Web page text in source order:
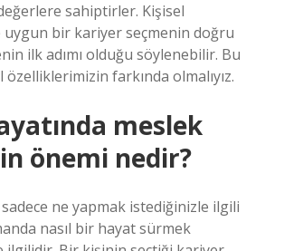
sahiptirler. Kişisel
bir kariyer seçmenin doğru
ilk adımı olduğu söylenebilir. Bu
farkında olmalıyız.
meslek
önemi nedir?
ne yapmak istediğinizle ilgili
nasıl bir hayat sürmek